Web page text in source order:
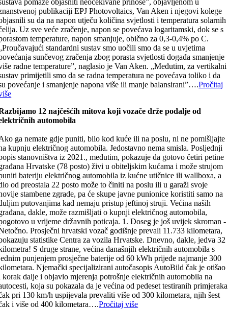
pomaže objasniti neočekivane prinose”, objavljenom u
publikaciji EPJ Photovoltaics, Van Aken i njegovi kolege
su da na napon utječu količina svjetlosti i temperatura solarnih
Uz sve veće zračenje, napon se povećava logaritamski, dok se s
temperature, napon smanjuje, obično za 0,3-0,4% po C.
standardni sustav smo uočili smo da se u uvjetima
sunčevog zračenja zbog porasta svjetlosti događa smanjenje
radne temperature”, naglasio je Van Aken. „Međutim, za vertikalni
primijetili smo da se radna temperatura ne povećava toliko i da
povećanje i smanjenje napona više ili manje balansirani”….Pročitaj
12 najčešćih mitova koji vozače drže podalje od
automobila
ga nemate gdje puniti, bilo kod kuće ili na poslu, ni ne pomišljajte
kupnju električnog automobila. Jedostavno nema smisla. Posljednji
stanovništva iz 2021., međutim, pokazuje da gotovo četiri petine
Hrvatske (78 posto) živi u obiteljskim kućama i može strujom
bateriju električnog automobila iz kućne utičnice ili wallboxa, a
od preostala 22 posto može to činiti na poslu ili u garaži svoje
stambene zgrade, pa će skupe javne punionice koristiti samo na
putovanjima kad nemaju pristup jeftinoj struji. Većina naših
dakle, može razmišljati o kupnji električnog automobila,
u vrijeme državnih poticaja. 1. Doseg je još uvijek skroman -
Prosječni hrvatski vozač godišnje prevali 11.733 kilometara,
statistike Centra za vozila Hrvatske. Dnevno, dakle, jedva 32
S druge strane, većina današnjih električnih automobila s
punjenjem prosječne baterije od 60 kWh prijeđe najmanje 300
Njemački specijalizirani autočasopis AutoBild čak je otišao
korak dalje i objavio mjerenja potrošnje električnih automobila na
koja su pokazala da je većina od pedeset testiranih primjeraka
pri 130 km/h uspijevala prevaliti više od 300 kilometara, njih šest
i više od 400 kilometara….Pročitaj više